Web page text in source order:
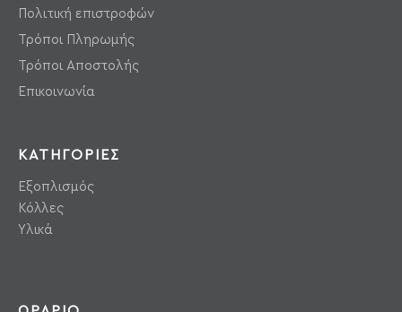
Πολιτική επιστροφών
Τρόποι Πληρωμής
Τρόποι Αποστολής
Επικοινωνία
ΚΑΤΗΓΟΡΙΕΣ
Εξοπλισμός
Κόλλες
Υλικά